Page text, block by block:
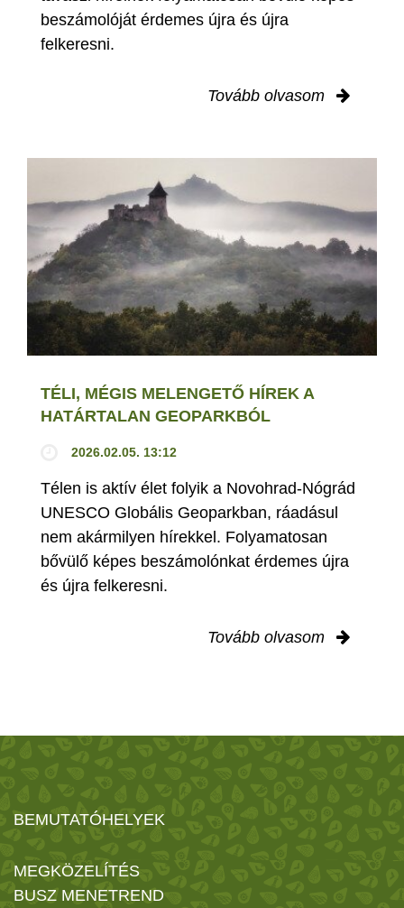
beszámolóját érdemes újra és újra
felkeresni.
Tovább olvasom
TÉLI, MÉGIS MELENGETŐ HÍREK A
HATÁRTALAN GEOPARKBÓL
2026.02.05. 13:12
Télen is aktív élet folyik a Novohrad-Nógrád
UNESCO Globális Geoparkban, ráadásul
nem akármilyen hírekkel. Folyamatosan
bővülő képes beszámolónkat érdemes újra
és újra felkeresni.
Tovább olvasom
BEMUTATÓHELYEK
MEGKÖZELÍTÉS
BUSZ MENETREND